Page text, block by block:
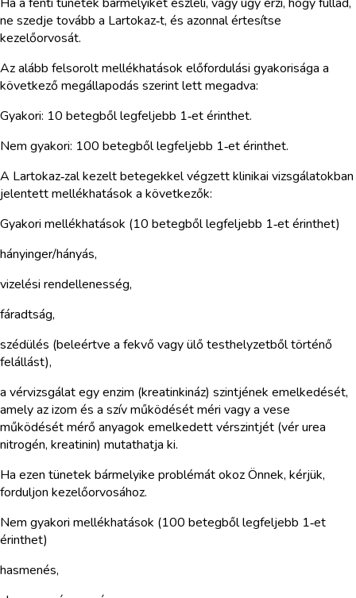
ne szedje tovább a Lartokaz‑t, és azonnal értesítse
kezelőorvosát.
Az alább felsorolt mellékhatások előfordulási gyakorisága a
következő megállapodás szerint lett megadva:
Gyakori: 10 betegből legfeljebb 1‑et érinthet.
Nem gyakori: 100 betegből legfeljebb 1‑et érinthet.
A Lartokaz‑zal kezelt betegekkel végzett klinikai vizsgálatokban
jelentett mellékhatások a következők:
Gyakori mellékhatások (10 betegből legfeljebb 1‑et érinthet)
hányinger/hányás,
vizelési rendellenesség,
fáradtság,
szédülés (beleértve a fekvő vagy ülő testhelyzetből történő
felállást),
a vérvizsgálat egy enzim (kreatinkináz) szintjének emelkedését,
amely az izom és a szív működését méri vagy a vese
működését mérő anyagok emelkedett vérszintjét (vér urea
nitrogén, kreatinin) mutathatja ki.
Ha ezen tünetek bármelyike problémát okoz Önnek, kérjük,
forduljon kezelőorvosához.
Nem gyakori mellékhatások (100 betegből legfeljebb 1‑et
érinthet)
hasmenés,